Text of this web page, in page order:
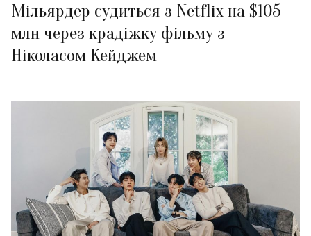
Мільярдер судиться з Netflix на $105
млн через крадіжку фільму з
Ніколасом Кейджем